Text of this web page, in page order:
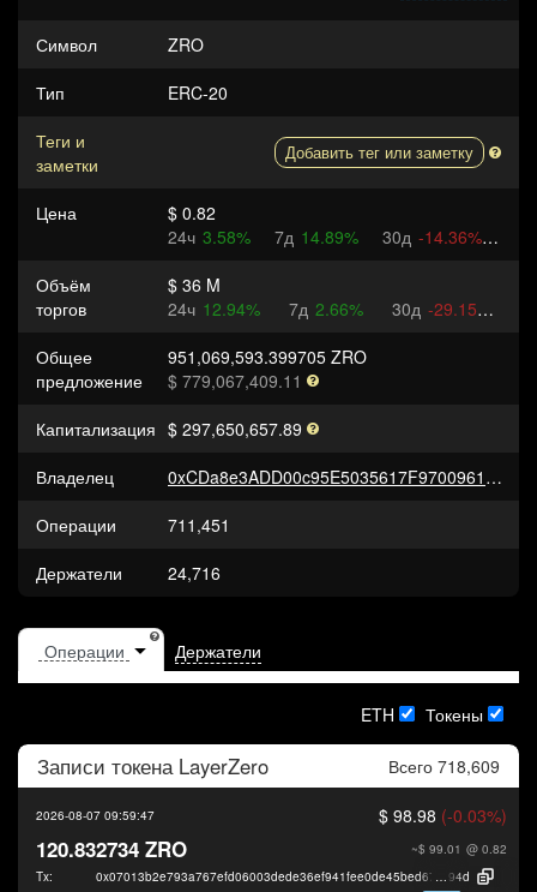
Символ
ZRO
Тип
ERC-20
Теги и
заметки
Добавить тег или заметку
Цена
$ 0.82
24ч 3.58% 7д 14.89% 30д -14.36%
Объём
торгов
$ 36 M
24ч 12.94% 7д 2.66% 30д -29.15%
Общее
предложение
951,069,593.399705 ZRO
$ 779,067,409.11
Капитализация $ 297,650,657.89
Владелец
0xCDa8e3ADD00c95E5035617F970096118Ca2F4C92
Операции
711,451
Держатели
24,716
Держатели
ETH Токены
Записи токена LayerZero Всего 718,609
2026-08-07 09:59:47 $ 98.98 (-0.03%)
~$ 99.01 @ 0.82
120.832734 ZRO
Tx: 0x07013b2e793a767efd06003dede36ef941fee0de45bed677e71b8b13244a8
94d